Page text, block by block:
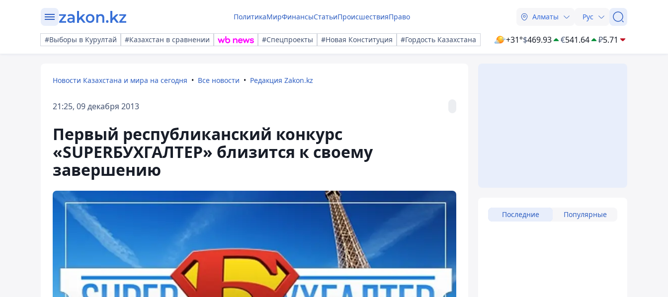
ПолитикаМирФинансыСтатьиПроисшествияПраво Алматы Рус
#Выборы в Курултай #Казахстан в сравнении #Спецпроекты #Новая Конституция #Гордость Казахстана +31°$469.93 €541.64 ₽5.71
Новости Казахстана и мира на сегодня Все новости Редакция Zakon.kz
21:25, 09 декабря 2013
Первый республиканский конкурс
«SUPERБУХГАЛТЕР» близится к своему
завершению
Последние Популярные